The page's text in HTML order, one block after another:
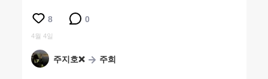
8 0
4월 4일
주지호❌ 주희